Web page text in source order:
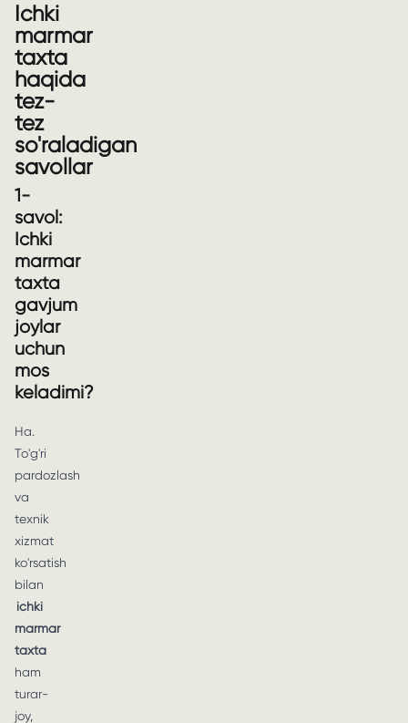
Ichki
marmar
taxta
haqida
tez-
tez
so'raladigan
savollar
1-
savol:
Ichki
marmar
taxta
gavjum
joylar
uchun
mos
keladimi?
Ha.
To'g'ri
pardozlash
va
texnik
xizmat
ko'rsatish
bilan
ichki
marmar
taxta
ham
turar-
joy,